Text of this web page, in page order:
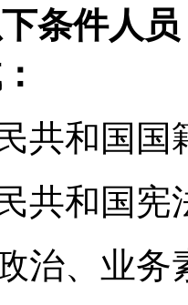
下条件人
共和国国
共和国
治、业务